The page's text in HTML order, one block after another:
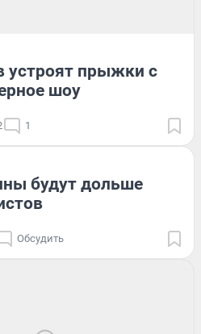
устроят прыжки с
шоу
1
будут дольше
Обсудить